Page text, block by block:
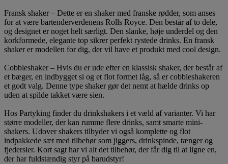
Fransk shaker – Dette er en shaker med franske rødder, som anses
for at være bartenderverdenens Rolls Royce. Den består af to dele,
og designet er noget helt særligt. Den slanke, høje underdel og den
korkformede, elegante top sikrer perfekt rystede drinks. En fransk
shaker er modellen for dig, der vil have et produkt med cool design.
Cobbleshaker – Hvis du er ude efter en klassisk shaker, der består af
et bæger, en indbygget si og et flot formet låg, så er cobbleshakeren
et godt valg. Denne type shaker gør det nemt at hælde drinks op
uden at spilde takket være sien.
Hos Partyking finder du drinkshakers i et væld af varianter. Vi har
større modeller, der kan rumme flere drinks, samt smarte mini-
shakers. Udover shakers tilbyder vi også komplette og flot
indpakkede sæt med tilbehør som jiggers, drinkspinde, tænger og
fjedersier. Kort sagt har vi alt det tilbehør, der får dig til at ligne en,
der har fuldstændig styr på barudstyr!